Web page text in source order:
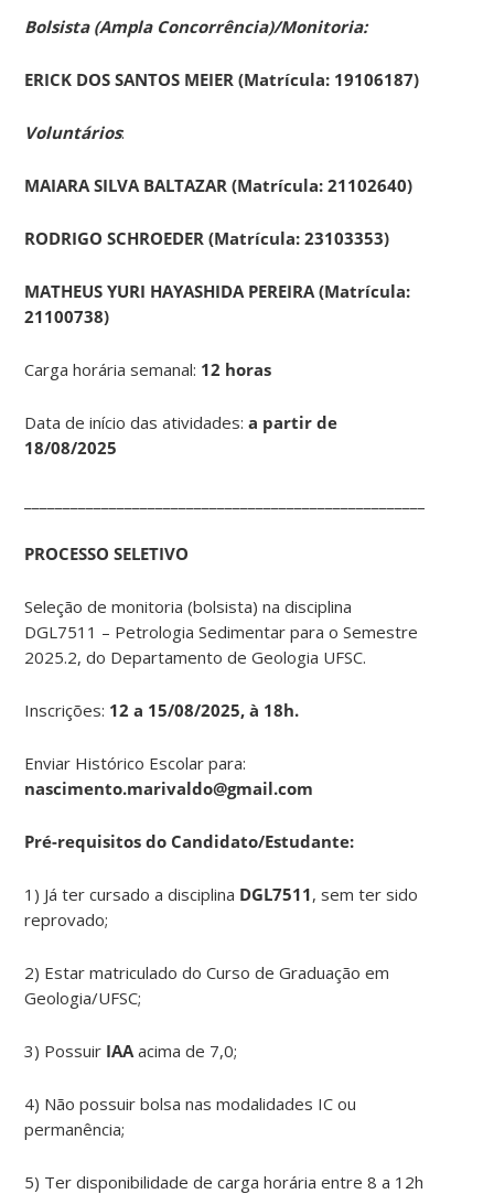
Bolsista (Ampla Concorrência)/Monitoria:
ERICK DOS SANTOS MEIER (Matrícula: 19106187)
Voluntários:
MAIARA SILVA BALTAZAR (Matrícula:21102640)
RODRIGO SCHROEDER (Matrícula: 23103353)
MATHEUS YURI HAYASHIDA PEREIRA (Matrícula:
21100738)
Carga horária semanal: 12 horas
Data de início das atividades:a partir de
18/08/2025
PROCESSO SELETIVO
Seleção de monitoria (bolsista) na disciplina
DGL7511 – Petrologia Sedimentar para o Semestre
2025.2, do Departamento de Geologia UFSC.
Inscrições: 12 a 15/08/2025, à 18h.
Enviar Histórico Escolar para:
nascimento.marivaldo@gmail.com
Pré-requisitos do Candidato/Estudante:
1) Já ter cursado a disciplina DGL7511, sem ter sido
reprovado;
2) Estar matriculado do Curso de Graduação em
Geologia/UFSC;
3) Possuir IAA acima de 7,0;
4) Não possuir bolsa nas modalidades IC ou
permanência;
5) Ter disponibilidade de carga horária entre 8 a 12h